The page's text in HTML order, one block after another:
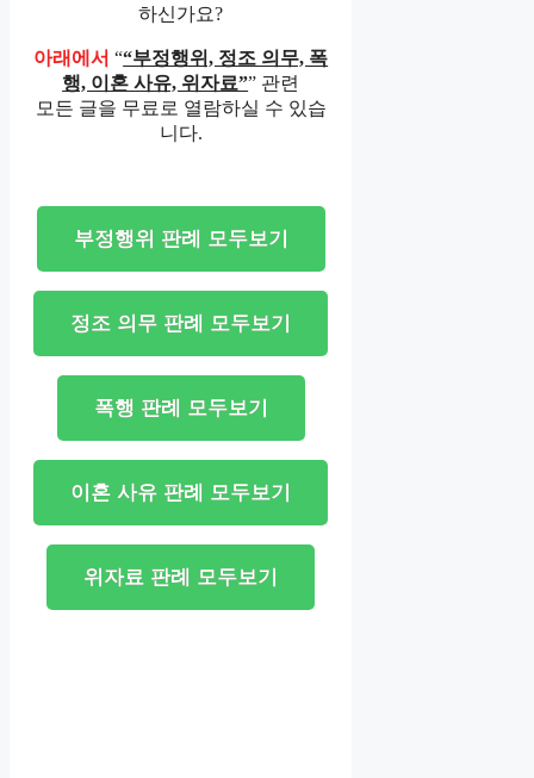
하신가요?
아래에서 ““부정행위, 정조 의무, 폭
행, 이혼 사유, 위자료”” 관련
모든 글을 무료로 열람하실 수 있습
니다.
부정행위 판례 모두보기
정조 의무 판례 모두보기
폭행 판례 모두보기
이혼 사유 판례 모두보기
위자료 판례 모두보기